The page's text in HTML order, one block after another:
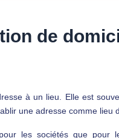
de
à un lieu. Elle est
une adresse comme lieu
les sociétés que pour